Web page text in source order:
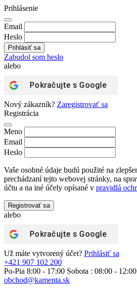
Prihlásenie
Email
Heslo
Zabudol som heslo
alebo
Pokračujte s Google
Nový zákazník? Zaregistrovať sa
Registrácia
Meno
Email
Heslo
Vaše osobné údaje budú použité na
prechádzaní tejto webovej stránky, na
účtu a na iné účely opísané v pravidlá
Registrovať sa
alebo
Pokračujte s Google
Už máte vytvorený účet? Prihlásiť sa
+421 907 102 200
Po-Pia 8:00 - 17:00 Sobota : 08:00 - 12:00
obchod@kamenta.sk